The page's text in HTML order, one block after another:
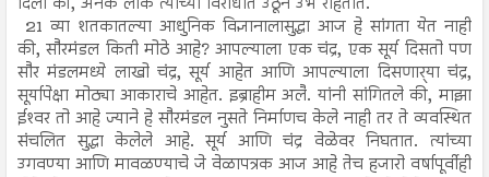
21 व्या शतकातल्या आधुनिक विज्ञानालासुद्धा आज हे सांगता येत नाही
की, सौरमंडल किती मोठे आहे? आपल्याला एक चंद्र, एक सूर्य दिसतो पण
सौर मंडलमध्ये लाखो चंद्र, सूर्य आहेत आणि आपल्याला दिसणार्‍या चंद्र,
सूर्यापेक्षा मोठ्या आकाराचे आहेत. इब्राहीम अलै. यांनी सांगितले की, माझा
ईश्‍वर तो आहे ज्याने हे सौरमंडल नुसते निर्माणच केले नाही तर ते व्यवस्थित
संचलित सुद्धा केलेले आहे. सूर्य आणि चंद्र वेळेवर निघतात. त्यांच्या
उगवण्या आणि मावळण्याचे जे वेळापत्रक आज आहे तेच हजारो वर्षापूर्वीही